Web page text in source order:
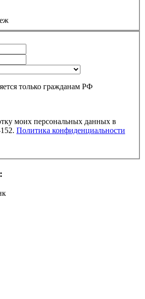
только гражданам РФ
моих персональных данных в
с ФЗ-152. Политика конфиденциальности